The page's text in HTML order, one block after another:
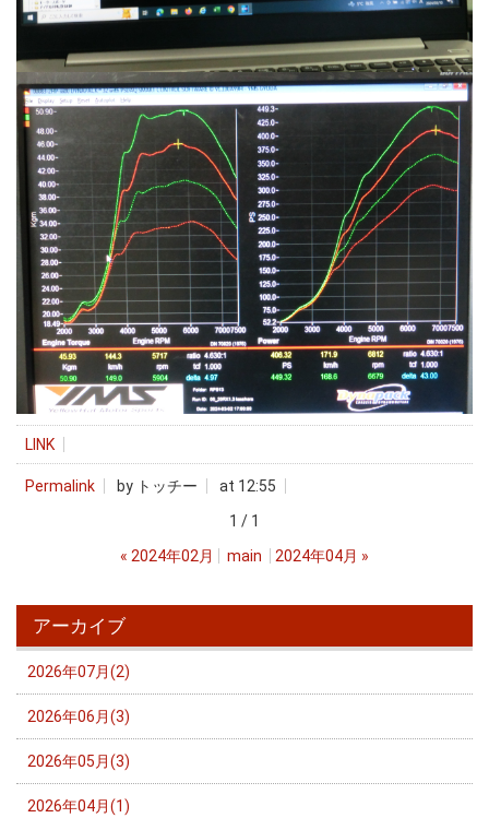
LINK
Permalink by トッチー
at 12:55
1 / 1
« 2024年02月 main 2024年04月 »
アーカイブ
2026年07月(2)
2026年06月(3)
2026年05月(3)
2026年04月(1)